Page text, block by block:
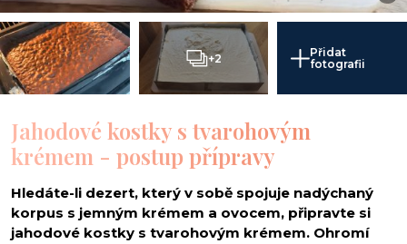
+2
Přidat
fotografii
Jahodové kostky s tvarohovým
krémem - postup přípravy
Hledáte-li dezert, který v sobě spojuje nadýchaný
korpus s jemným krémem a ovocem, připravte si
jahodové kostky s tvarohovým krémem. Ohromí